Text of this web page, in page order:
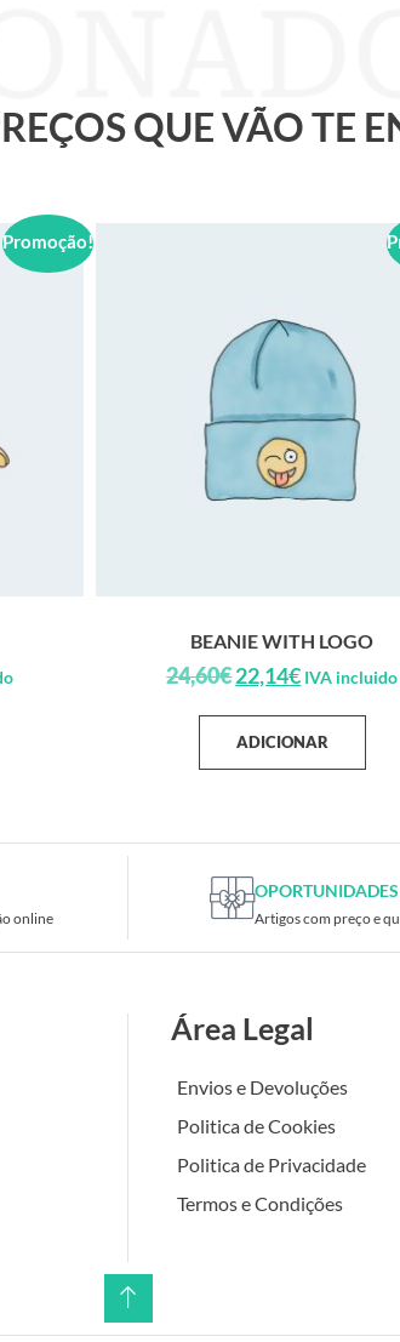
QUE VÃO TE
Promoção!
BEANIE WITH LOGO
24,60€22,14€ IVA incluido
ADICIONAR
online
OPORTUNIDADES
Artigos com preço e
Área Legal
Envios e Devoluções
Politica de Cookies
Politica de Privacidade
Termos e Condições